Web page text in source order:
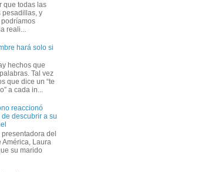
que todas las
pesadillas, y
reali...
hará solo si
hechos que
Tal vez
que dice un “te
a cada in...
reaccionó
descubrir a su
del
América, Laura
su marido